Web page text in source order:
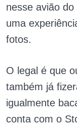
nesse avião
uma
fotos.
O legal é que
também já
igualmente
conta com o